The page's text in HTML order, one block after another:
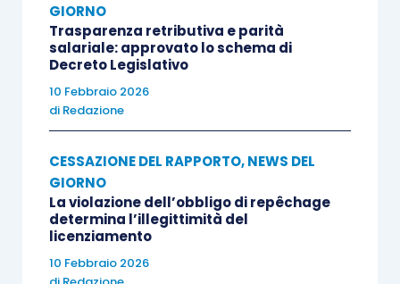
GIORNO
Trasparenza retributiva e parità
salariale: approvato lo schema di
Decreto Legislativo
10 Febbraio 2026
di Redazione
CESSAZIONE DEL RAPPORTO,NEWS DEL
GIORNO
La violazione dell’obbligo di repêchage
determina l’illegittimità del
licenziamento
10 Febbraio 2026